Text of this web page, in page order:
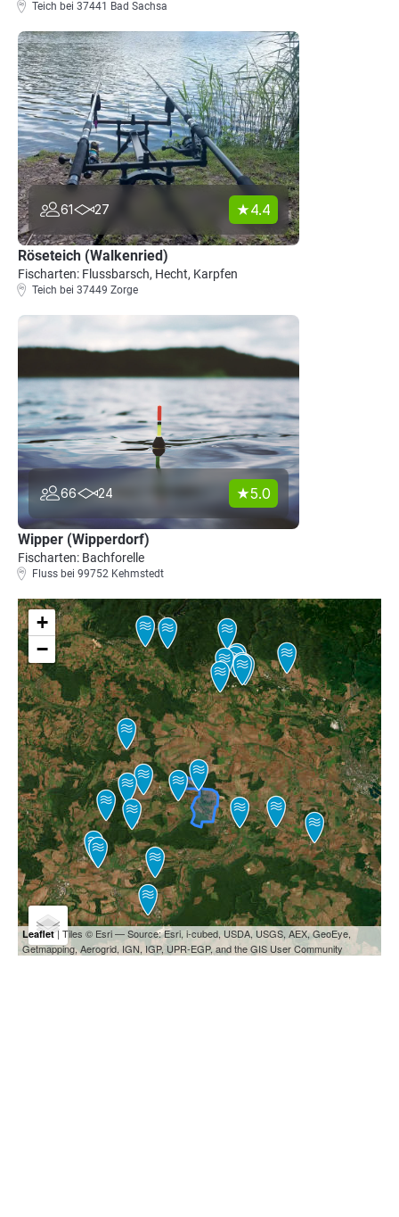
Teich bei 37441 Bad Sachsa
61 27 4.4
Röseteich (Walkenried)
Fischarten: Flussbarsch, Hecht, Karpfen
Teich bei 37449 Zorge
66 24 5.0
Wipper (Wipperdorf)
Fischarten: Bachforelle
Fluss bei 99752 Kehmstedt
+
−
Leaflet| Tiles © Esri — Source: Esri, i-cubed, USDA, USGS, AEX, GeoEye,
Getmapping, Aerogrid, IGN, IGP, UPR-EGP, and the GIS User Community